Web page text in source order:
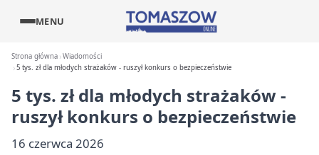
MENU
Strona główna Wiadomości
5 tys. zł dla młodych strażaków - ruszył konkurs o bezpieczeństwie
5 tys. zł dla młodych strażaków -
ruszył konkurs o bezpieczeństwie
16 czerwca 2026